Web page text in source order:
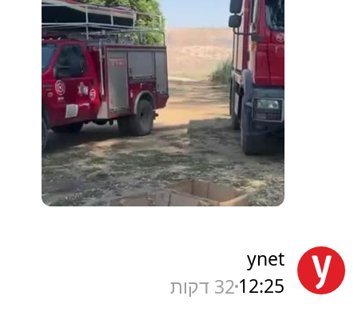
ynet
12:25 32 דקות